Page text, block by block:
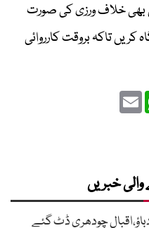
بھی خلاف ورزی کی صورت
کریں تاکہ بروقت کارروائی
Email
والی خبریں
چودھری ڈٹ گئے